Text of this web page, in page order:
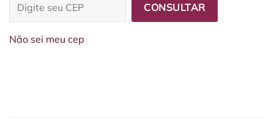
CONSULTAR
Não sei meu cep